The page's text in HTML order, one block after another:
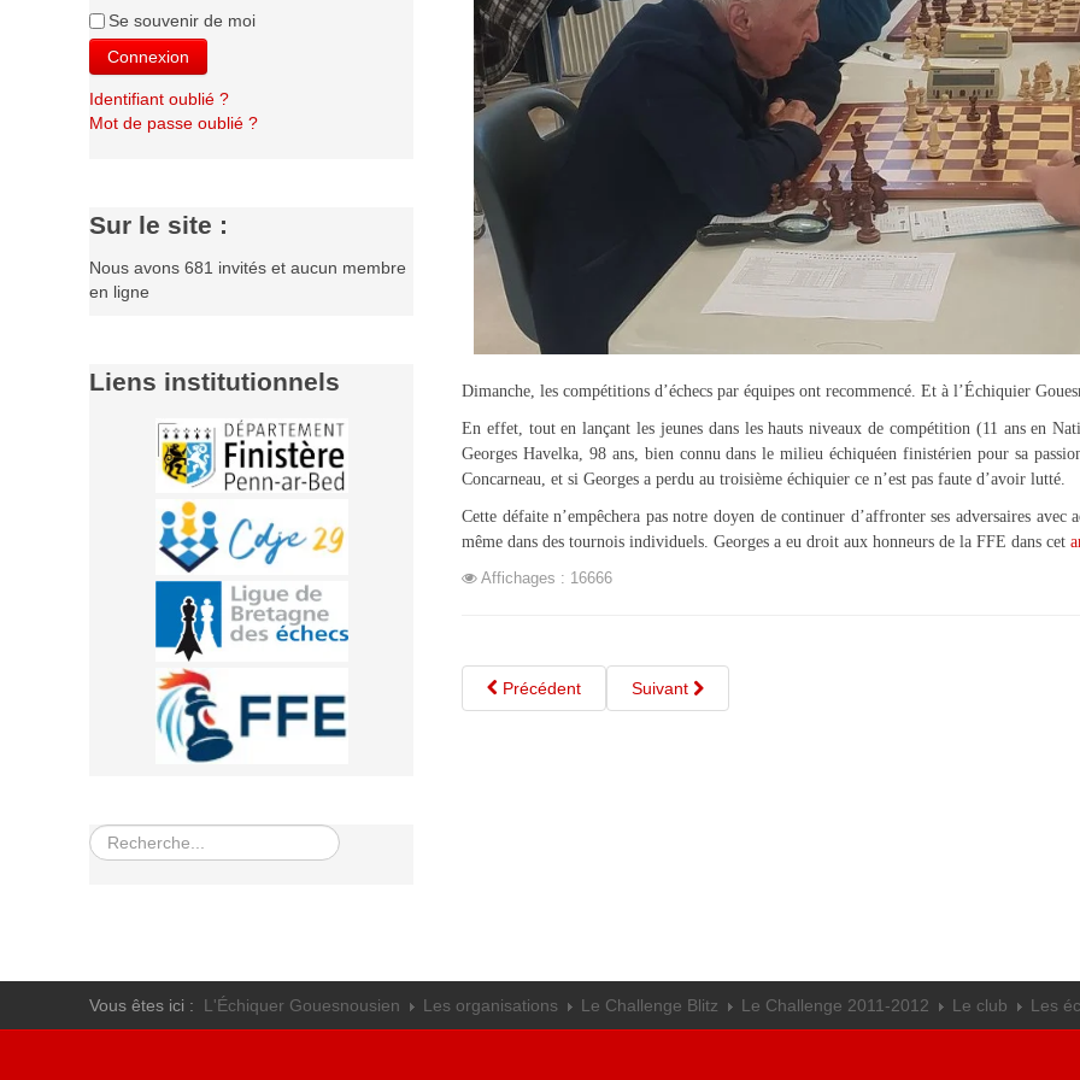
Dimanche, les compétitions d’échecs par équipes ont recommencé. Et à l’Échiquier
En effet, tout en lançant les jeunes dans les hauts niveaux de compétition (11 ans en
Georges Havelka, 98 ans, bien connu dans le milieu échiquéen finistérien pour sa
Concarneau, et si Georges a perdu au troisième échiquier ce n’est pas faute d’avoir lutté.
Cette défaite n’empêchera pas notre doyen de continuer d’affronter ses adversaires
même dans des tournois individuels. Georges a eu droit aux honneurs de la FFE dans cet
Affichages : 16666
Précédent Suivant
Se souvenir de moi
Connexion
Identifiant oublié ?
Mot de passe oublié ?
Sur le site :
Nous avons 681 invités et aucun membre
en ligne
Liens institutionnels
Rechercher
Vous êtes ici : L'Échiquer Gouesnousien Les organisations Le Challenge Blitz Le Challenge 2011-2012 Le club Les